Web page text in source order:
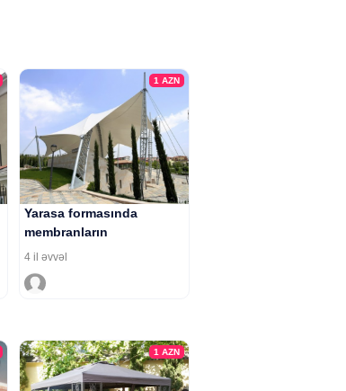
1 AZN
Yarasa formasında
membranların
hazırlanması
4 il əvvəl
1 AZN